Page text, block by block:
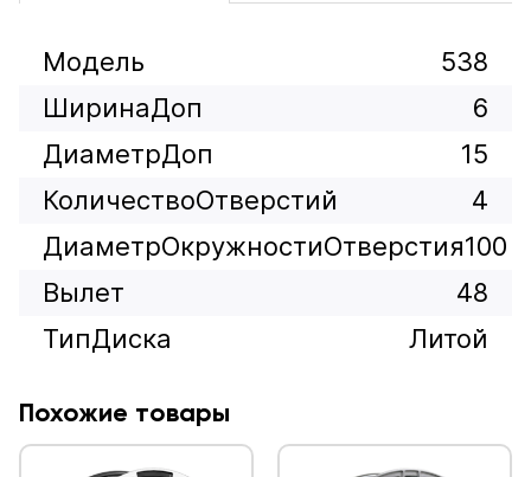
Модель
538
ШиринаДоп
6
ДиаметрДоп
15
КоличествоОтверстий
4
ДиаметрОкружностиОтверстия100
Вылет
48
ТипДиска
Литой
Похожие товары